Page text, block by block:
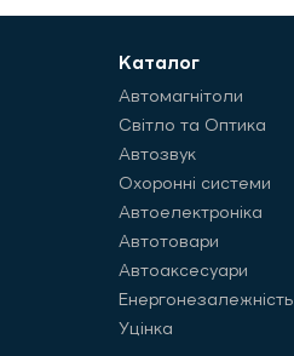
Каталог
Автомагнітоли
Світло та Оптика
Автозвук
Охоронні системи
Автоелектроніка
Автотовари
Автоаксесуари
Енергонезалежність
Уцінка